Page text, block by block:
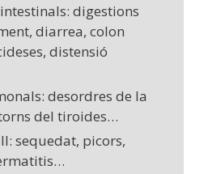
digestions
diarrea, colon
distensió
desordres de la
del tiroides…
sequedat, picors,